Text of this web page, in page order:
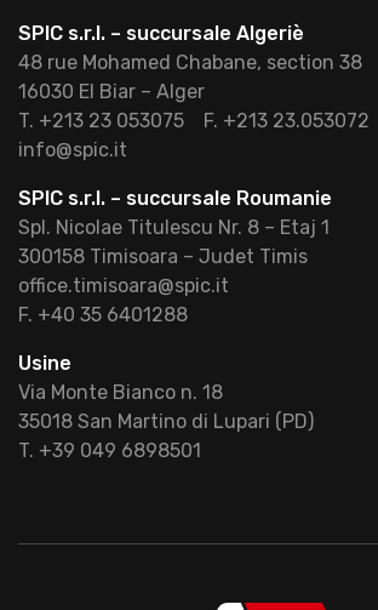
SPIC s.r.l. – succursale Algeriè
48 rue Mohamed Chabane, section 38
16030 El Biar – Alger
T. +213 23 053075 F. +213 23.053072
info@spic.it
SPIC s.r.l. – succursale Roumanie
Spl. Nicolae Titulescu Nr. 8 – Etaj 1
300158 Timisoara – Judet Timis
office.timisoara@spic.it
F. +40 35 6401288
Usine
Via Monte Bianco n. 18
35018 San Martino di Lupari (PD)
T. +39 049 6898501